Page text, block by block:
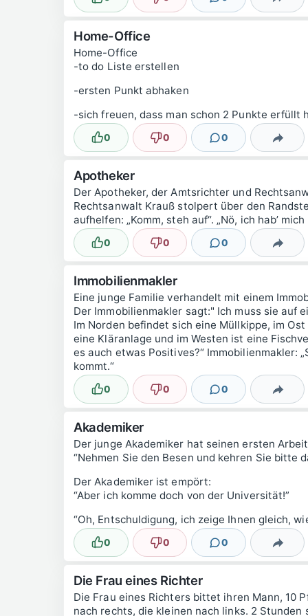
Home-Office
Home-Office
-to do Liste erstellen
-ersten Punkt abhaken
-sich freuen, dass man schon 2 Punkte erfüllt
Lustig
0 Nicht lustig
0 0
KommentareTeilen
Apotheker
Der Apotheker, der Amtsrichter und
Rechtsanwalt Krauß stolpert über den
aufhelfen: „Komm, steh auf“. „Nö, ich hab’
Lustig
0 Nicht lustig
0 0
KommentareTeilen
Immobilienmakler
Eine junge Familie verhandelt mit einem
Der Immobilienmakler sagt:" Ich muss sie auf
Im Norden befindet sich eine Müllkippe, im
eine Kläranlage und im Westen ist eine
es auch etwas Positives?“ Immobilienmakler:
kommt.“
Lustig
0 Nicht lustig
0 0
KommentareTeilen
Akademiker
Der junge Akademiker hat seinen ersten
“Nehmen Sie den Besen und kehren Sie bitte
Der Akademiker ist empört:
“Aber ich komme doch von der Universität!”
“Oh, Entschuldigung, ich zeige Ihnen gleich,
Lustig
0 Nicht lustig
0 0
KommentareTeilen
Die Frau eines Richter
Die Frau eines Richters bittet ihren Mann, 10
nach rechts, die kleinen nach links. 2